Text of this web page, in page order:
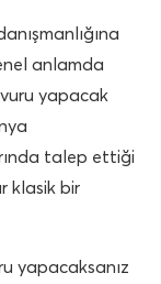
anlamda
yapacak
talep ettiği
klasik bir
yapacaksanız